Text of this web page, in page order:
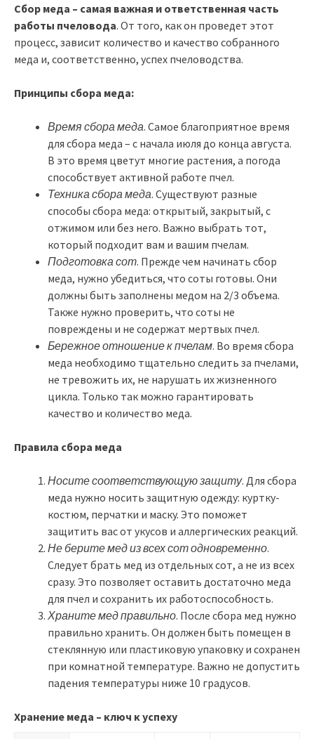
Сбор меда – самая важная и ответственная часть
работы пчеловода. От того, как он проведет этот
процесс, зависит количество и качество собранного
меда и, соответственно, успех пчеловодства.
Принципы сбора меда:
Время сбора меда. Самое благоприятное время
для сбора меда – с начала июля до конца августа.
В это время цветут многие растения, а погода
способствует активной работе пчел.
Техника сбора меда. Существуют разные
способы сбора меда: открытый, закрытый, с
отжимом или без него. Важно выбрать тот,
который подходит вам и вашим пчелам.
Подготовка сот. Прежде чем начинать сбор
меда, нужно убедиться, что соты готовы. Они
должны быть заполнены медом на 2/3 объема.
Также нужно проверить, что соты не
повреждены и не содержат мертвых пчел.
Бережное отношение к пчелам. Во время сбора
меда необходимо тщательно следить за пчелами,
не тревожить их, не нарушать их жизненного
цикла. Только так можно гарантировать
качество и количество меда.
Правила сбора меда
Носите соответствующую защиту. Для сбора
меда нужно носить защитную одежду: куртку-
костюм, перчатки и маску. Это поможет
защитить вас от укусов и аллергических реакций.
Не берите мед из всех сот одновременно.
Следует брать мед из отдельных сот, а не из всех
сразу. Это позволяет оставить достаточно меда
для пчел и сохранить их работоспособность.
Храните мед правильно. После сбора мед нужно
правильно хранить. Он должен быть помещен в
стеклянную или пластиковую упаковку и сохранен
при комнатной температуре. Важно не допустить
падения температуры ниже 10 градусов.
Хранение меда – ключ к успеху